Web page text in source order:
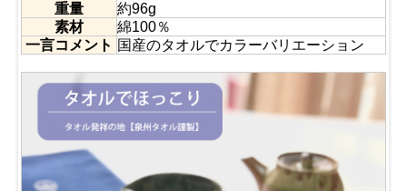
重量
約96g
素材
綿100％
一言コメント 国産のタオルでカラーバリエーション